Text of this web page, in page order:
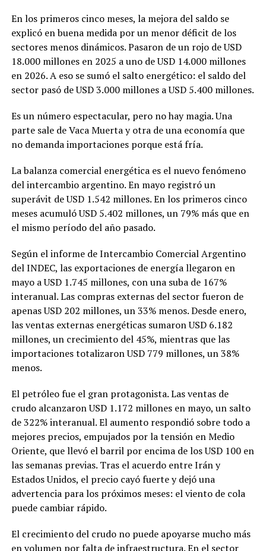
En los primeros cinco meses, la mejora del saldo se
explicó en buena medida por un menor déficit de los
sectores menos dinámicos. Pasaron de un rojo de USD
18.000 millones en 2025 a uno de USD 14.000 millones
en 2026. A eso se sumó el salto energético: el saldo del
sector pasó de USD 3.000 millones a USD 5.400 millones.
Es un número espectacular, pero no hay magia. Una
parte sale de Vaca Muerta y otra de una economía que
no demanda importaciones porque está fría.
La balanza comercial energética es el nuevo fenómeno
del intercambio argentino. En mayo registró un
superávit de USD 1.542 millones. En los primeros cinco
meses acumuló USD 5.402 millones, un 79% más que en
el mismo período del año pasado.
Según el informe de Intercambio Comercial Argentino
del INDEC, las exportaciones de energía llegaron en
mayo a USD 1.745 millones, con una suba de 167%
interanual. Las compras externas del sector fueron de
apenas USD 202 millones, un 33% menos. Desde enero,
las ventas externas energéticas sumaron USD 6.182
millones, un crecimiento del 45%, mientras que las
importaciones totalizaron USD 779 millones, un 38%
menos.
El petróleo fue el gran protagonista. Las ventas de
crudo alcanzaron USD 1.172 millones en mayo, un salto
de 322% interanual. El aumento respondió sobre todo a
mejores precios, empujados por la tensión en Medio
Oriente, que llevó el barril por encima de los USD 100 en
las semanas previas. Tras el acuerdo entre Irán y
Estados Unidos, el precio cayó fuerte y dejó una
advertencia para los próximos meses: el viento de cola
puede cambiar rápido.
El crecimiento del crudo no puede apoyarse mucho más
en volumen por falta de infraestructura. En el sector